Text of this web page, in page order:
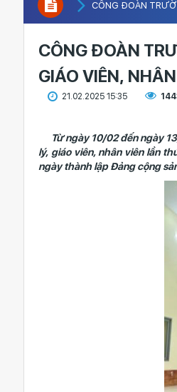
CÔNG ĐOÀN
CÔNG ĐOÀN
GIÁO VIÊN,
21.02.2025 15:35
Từ ngày 10/02 đến ngày
lý, giáo viên, nhân viên lần
ngày thành lập Đảng cộng